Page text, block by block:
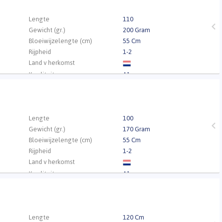
Lengte
110
Gewicht (gr.)
200 Gram
Bloeiwijzelengte (cm)
55 Cm
Rijpheid
1-2
Land v herkomst
Kwaliteit
A1
Lengte
100
Gewicht (gr.)
170 Gram
Bloeiwijzelengte (cm)
55 Cm
Rijpheid
1-2
Land v herkomst
Kwaliteit
A1
Lengte
120 Cm